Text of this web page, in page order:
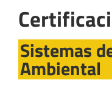
Sistemas
Ambiental